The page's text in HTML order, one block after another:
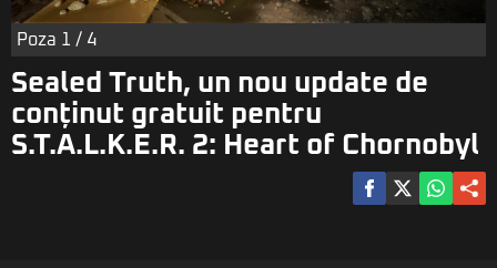
Poza 1 / 4
Sealed Truth, un nou update de
conținut gratuit pentru
S.T.A.L.K.E.R. 2: Heart of Chornobyl